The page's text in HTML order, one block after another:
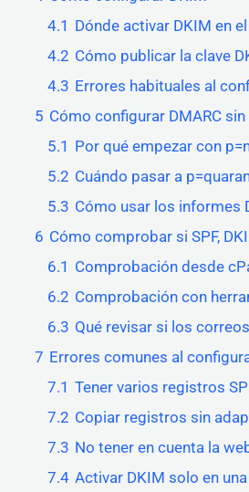
4.1 Dónde activar DKIM en
4.2 Cómo publicar la clave
4.3 Errores habituales al
5 Cómo configurar DMARC
5.1 Por qué empezar con
5.2 Cuándo pasar a
5.3 Cómo usar los informes
6 Cómo comprobar si SPF,
6.1 Comprobación desde
6.2 Comprobación con
6.3 Qué revisar si los
7 Errores comunes al
7.1 Tener varios registros
7.2 Copiar registros sin
7.3 No tener en cuenta la
7.4 Activar DKIM solo en